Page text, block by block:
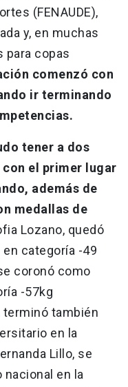
(FENAUDE),
y, en muchas
para copas
comenzó con
ir terminando
tener a dos
el primer lugar
además de
medallas de
Lozano, quedó
categoría -49
coronó como
-57kg
también
en la
Lillo, se
en la